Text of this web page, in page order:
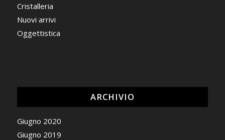
Cristalleria
Nuovi arrivi
Oggettistica
ARCHIVIO
Giugno 2020
Giugno 2019